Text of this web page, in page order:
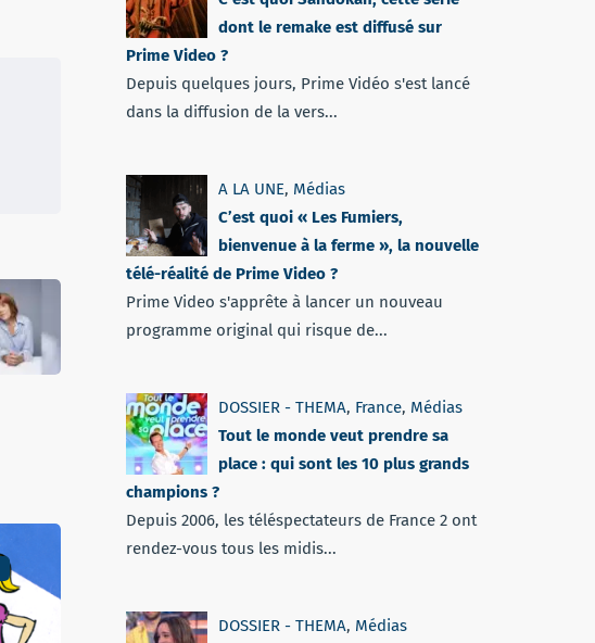
dont le remake est diffusé sur
Prime Video ?
Depuis quelques jours, Prime Vidéo s'est lancé
dans la diffusion de la vers...
A LA UNE, Médias
C’est quoi « Les Fumiers,
bienvenue à la ferme », la nouvelle
télé-réalité de Prime Video ?
Prime Video s'apprête à lancer un nouveau
programme original qui risque de...
DOSSIER - THEMA, France, Médias
Tout le monde veut prendre sa
place : qui sont les 10 plus grands
champions ?
Depuis 2006, les téléspectateurs de France 2 ont
rendez-vous tous les midis...
DOSSIER - THEMA, Médias